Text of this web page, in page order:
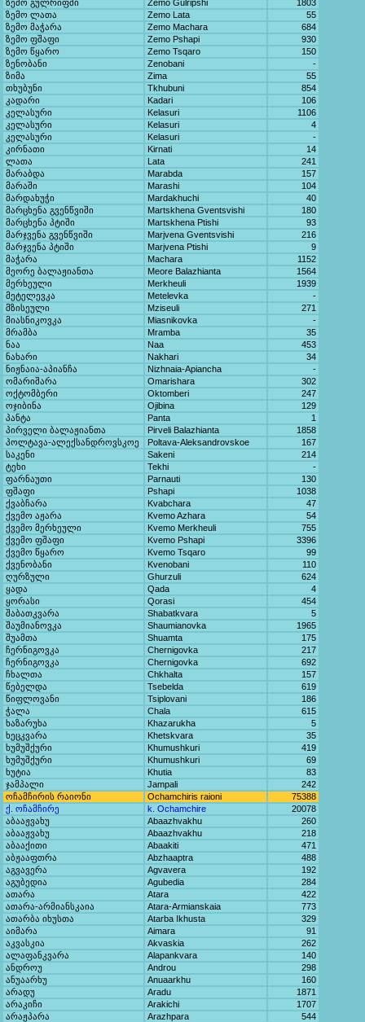
ზემო გულრიფში
Zemo Gulripshi
1803
ზემო ლათა
Zemo Lata
55
ზემო მაჭარა
Zemo Machara
684
ზემო ფშაფი
Zemo Pshapi
930
ზემო წყარო
Zemo Tsqaro
150
ზენობანი
Zenobani
-
ზიმა
Zima
55
თხუბუნი
Tkhubuni
854
კადარი
Kadari
106
კელასური
Kelasuri
1106
კელასური
Kelasuri
4
კელასური
Kelasuri
-
კირნათი
Kirnati
14
ლათა
Lata
241
მარაბდა
Marabda
157
მარაში
Marashi
104
მარდახუჭი
Mardakhuchi
40
მარცხენა გვენწვიში
Martskhena Gventsvishi
180
მარცხენა პტიში
Martskhena Ptishi
93
მარჯვენა გვენწვიში
Marjvena Gventsvishi
216
მარჯვენა პტიში
Marjvena Ptishi
9
მაჭარა
Machara
1152
მეორე ბალაჟიანთა
Meore Balazhianta
1564
მერხეული
Merkheuli
1939
მეტელევკა
Metelevka
-
მზისეული
Mziseuli
271
მიასნიკოვკა
Miasnikovka
-
მრამბა
Mramba
35
ნაა
Naa
453
ნახარი
Nakhari
34
ნიჟნაია-აპიანჩა
Nizhnaia-Apiancha
-
ომარიშარა
Omarishara
302
ოქტომბერი
Oktomberi
247
ოჯიბინა
Ojibina
129
პანტა
Panta
1
პირველი ბალაჟიანთა
Pirveli Balazhianta
1858
პოლტავა-ალექსანდროვსკოე
Poltava-Aleksandrovskoe
167
საკენი
Sakeni
214
ტეხი
Tekhi
-
ფარნაუთი
Parnauti
130
ფშაფი
Pshapi
1038
ქვაბჩარა
Kvabchara
47
ქვემო აჟარა
Kvemo Azhara
54
ქვემო მერხეული
Kvemo Merkheuli
755
ქვემო ფშაფი
Kvemo Pshapi
3396
ქვემო წყარო
Kvemo Tsqaro
99
ქვენობანი
Kvenobani
110
ღურზული
Ghurzuli
624
ყადა
Qada
4
ყორასი
Qorasi
454
შაბათკვარა
Shabatkvara
5
შაუმიანოვკა
Shaumianovka
1965
შუამთა
Shuamta
175
ჩერნიგოვკა
Chernigovka
217
ჩერნიგოვკა
Chernigovka
692
ჩხალთა
Chkhalta
157
წებელდა
Tsebelda
619
წიფლოვანი
Tsiplovani
186
ჭალა
Chala
615
ხაზარუხა
Khazarukha
5
ხეცკვარა
Khetskvara
35
ხუმუშქური
Khumushkuri
419
ხუმუშქური
Khumushkuri
69
ხუტია
Khutia
83
ჯამპალი
Jampali
242
ოჩამჩირის რაიონი
Ochamchiris raioni
75388
ქ. ოჩამჩირე
k. Ochamchire
20078
აბააჟვახუ
Abaazhvakhu
260
აბააჟვახუ
Abaazhvakhu
218
აბააქითი
Abaakiti
471
აბჟააფთრა
Abzhaaptra
488
აგვავერა
Agvavera
192
აგუბედია
Agubedia
284
ათარა
Atara
422
ათარა-არმიანსკაია
Atara-Armianskaia
773
ათარბა იხუსთა
Atarba Ikhusta
329
აიმარა
Aimara
91
აკვასკია
Akvaskia
262
ალაფანკვარა
Alapankvara
140
ანდროუ
Androu
298
ანუაარხუ
Anuaarkhu
160
არადუ
Aradu
1871
არაკიჩი
Arakichi
1707
არაჟპარა
Arazhpara
544